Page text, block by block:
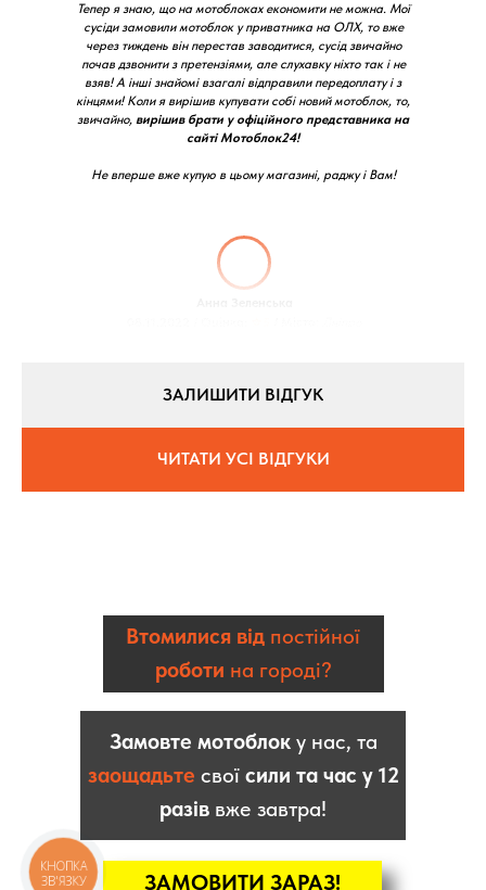
Тепер я знаю, що на мотоблоках економити не можна. Мої
сусіди замовили мотоблок у приватника на ОЛХ, то вже
через тиждень він перестав заводитися, сусід звичайно
почав дзвонити з претензіями, але слухавку ніхто так і не
взяв! А інші знайомі взагалі відправили передоплату і з
кінцями! Коли я вирішив купувати собі новий мотоблок, то,
звичайно, вирішив брати у офіційного представника на
сайті Мотоблок24!
Не вперше вже купую в цьому магазині, раджу і Вам!
ЗАЛИШИТИ ВІДГУК
ЧИТАТИ УСІ ВІДГУКИ
ЗАМОВИТИ ЗАРАЗ!
Замовте мотоблок у нас, та
заощадьте свої сили та час у 12
разів вже завтра!
Втомилися від постійної
роботи на городі?
КНОПКА
ЗВ'ЯЗКУ